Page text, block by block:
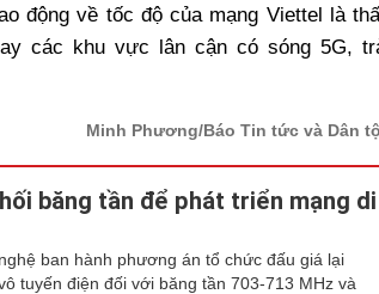
động về tốc độ của mạng Viettel là
các khu vực lân cận có sóng 5G,
Minh Phương/Báo Tin tức và Dân
băng tần để phát triển mạng di
ban hành phương án tổ chức đấu giá lại
tuyến điện đối với băng tần 703-713 MHz và